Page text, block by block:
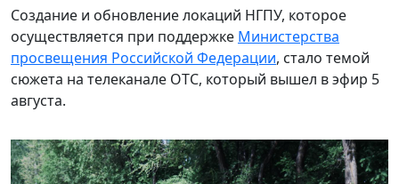
Создание и обновление локаций НГПУ, которое
осуществляется при поддержке Министерства
просвещения Российской Федерации, стало темой
сюжета на телеканале ОТС, который вышел в эфир 5
августа.